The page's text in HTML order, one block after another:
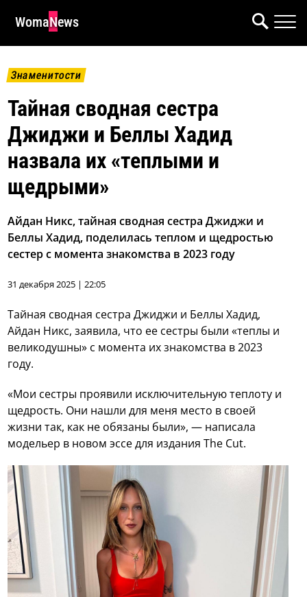
WomaNews
Знаменитости
Тайная сводная сестра
Джиджи и Беллы Хадид
назвала их «теплыми и
щедрыми»
Айдан Никс, тайная сводная сестра Джиджи и
Беллы Хадид, поделилась теплом и щедростью
сестер с момента знакомства в 2023 году
31 декабря 2025 | 22:05
Тайная сводная сестра Джиджи и Беллы Хадид,
Айдан Никс, заявила, что ее сестры были «теплы и
великодушны» с момента их знакомства в 2023
году.
«Мои сестры проявили исключительную теплоту и
щедрость. Они нашли для меня место в своей
жизни так, как не обязаны были», — написала
модельер в новом эссе для издания The Cut.